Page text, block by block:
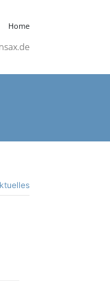
Home